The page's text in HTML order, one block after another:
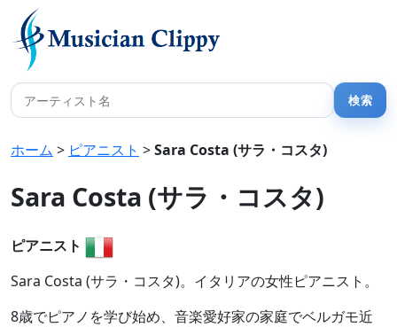
ホーム > ピアニスト >Sara Costa (サラ・コスタ)
Sara Costa (サラ・コスタ)
ピアニスト
Sara Costa (サラ・コスタ)。イタリアの女性ピアニスト。
8歳でピアノを学び始め、音楽愛好家の家庭でベルガモ近